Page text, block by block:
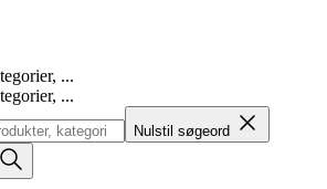
...
...
Nulstil søgeord